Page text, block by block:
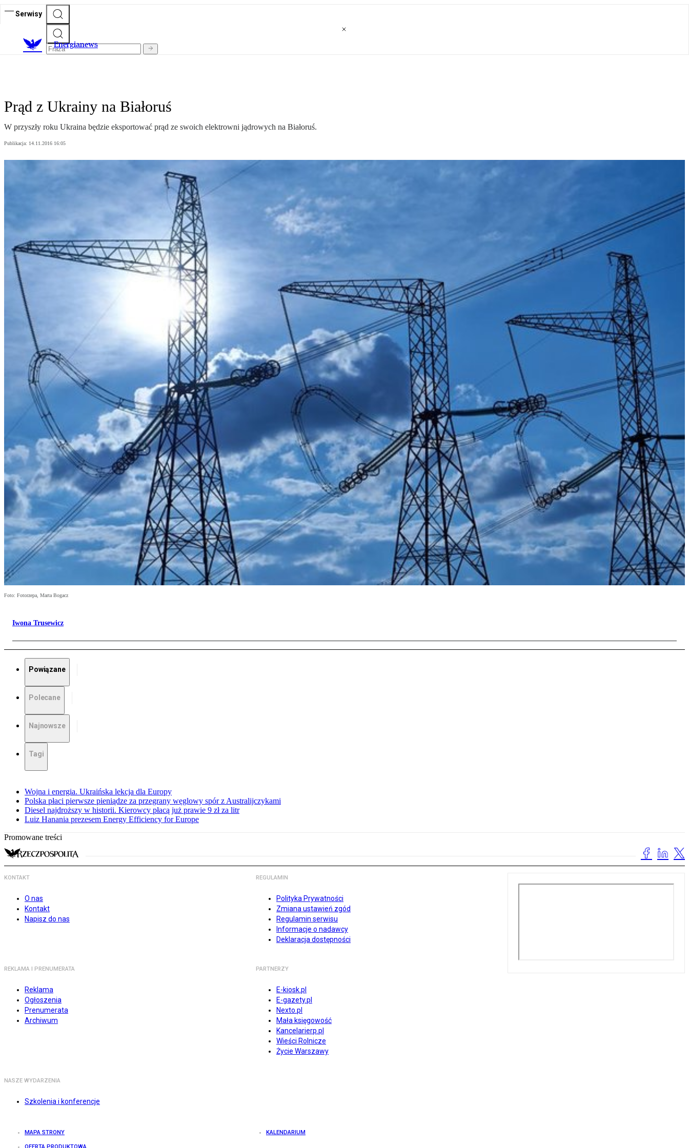
Serwisy
Energianews
Prąd z Ukrainy na Białoruś
W przyszły roku Ukraina będzie eksportować prąd ze swoich elektrowni jądrowych na Białoruś.
Publikacja: 14.11.2016 16:05
Foto: Fotorzepa, Marta Bogacz
Iwona Trusewicz
Powiązane
Polecane
Najnowsze
Tagi
Wojna i energia. Ukraińska lekcja dla Europy
Polska płaci pierwsze pieniądze za przegrany węglowy spór z Australijczykami
Diesel najdroższy w historii. Kierowcy płacą już prawie 9 zł za litr
Luiz Hanania prezesem Energy Efficiency for Europe
Promowane treści
KONTAKT
O nas
Kontakt
Napisz do nas
REGULAMIN
Polityka Prywatności
Zmiana ustawień zgód
Regulamin serwisu
Informacje o nadawcy
Deklaracja dostępności
REKLAMA I PRENUMERATA
Reklama
Ogłoszenia
Prenumerata
Archiwum
PARTNERZY
E-kiosk.pl
E-gazety.pl
Nexto.pl
Mała księgowość
Kancelarierp.pl
Wieści Rolnicze
Życie Warszawy
NASZE WYDARZENIA
Szkolenia i konferencje
MAPA STRONY KALENDARIUM